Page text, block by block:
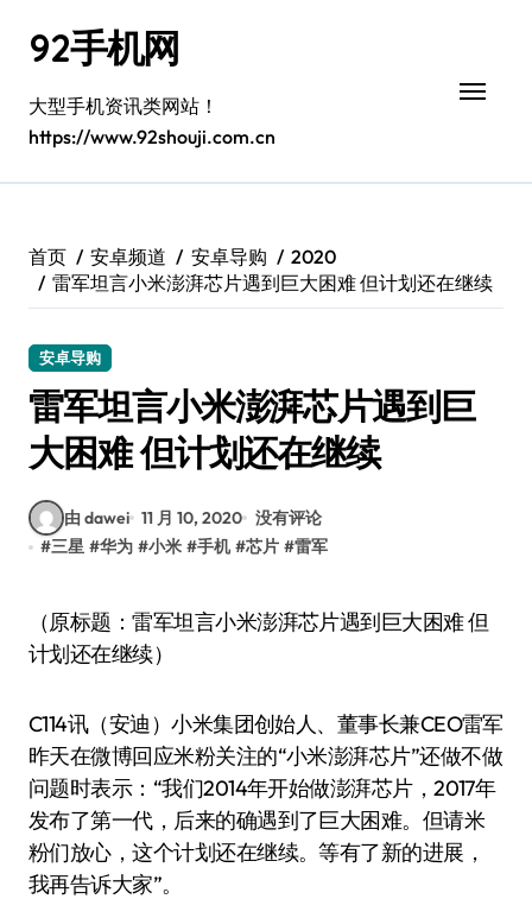
92手机网
大型手机资讯类网站！
https://www.92shouji.com.cn
首页 安卓频道 安卓导购
2020
雷军坦言小米澎湃芯片遇到巨大困难 但计划还在继续
安卓导购
雷军坦言小米澎湃芯片遇到巨
大困难 但计划还在继续
由 dawei 11 月 10, 2020 没有评论
#三星 #华为 #小米 #手机 #芯片 #雷军
（原标题：雷军坦言小米澎湃芯片遇到巨大困难 但
计划还在继续）
C114讯（安迪）小米集团创始人、董事长兼CEO雷军
昨天在微博回应米粉关注的“小米澎湃芯片”还做不做
问题时表示：“我们2014年开始做澎湃芯片，2017年
发布了第一代，后来的确遇到了巨大困难。但请米
粉们放心，这个计划还在继续。等有了新的进展，
我再告诉大家”。